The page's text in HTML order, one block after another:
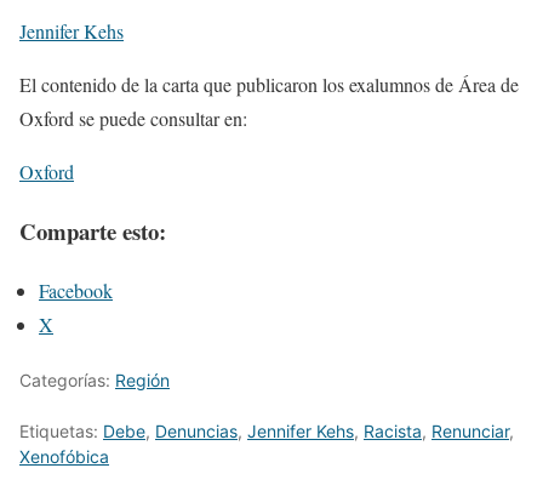
Jennifer Kehs
El contenido de la carta que publicaron los exalumnos de Área de
Oxford se puede consultar en:
Oxford
Comparte esto:
Facebook
X
Categorías: Región
Etiquetas: Debe, Denuncias, Jennifer Kehs, Racista, Renunciar,
Xenofóbica